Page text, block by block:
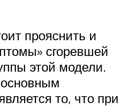
прояснить и
сгоревшей
этой модели.
то, что при